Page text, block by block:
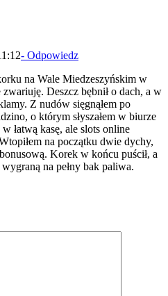
- Odpowiedz
na Wale Miedzeszyńskim w
zwariuję. Deszcz bębnił o dach, a w
Z nudów sięgnąłem po
o którym słyszałem w biurze
łatwą kasę, ale slots online
na początku dwie dychy,
Korek w końcu puścił, a
na pełny bak paliwa.